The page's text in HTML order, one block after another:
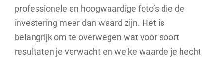
professionele en hoogwaardige foto’s die de
investering meer dan waard zijn. Het is
belangrijk om te overwegen wat voor soort
resultaten je verwacht en welke waarde je hecht